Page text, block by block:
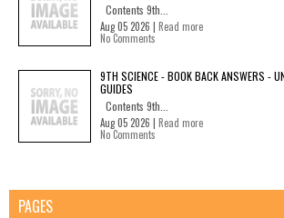
Contents 9th...
Aug 05 2026 | Read more
No Comments
9TH SCIENCE - BOOK BACK ANSWERS -
GUIDES
Contents 9th...
Aug 05 2026 | Read more
No Comments
PAGES